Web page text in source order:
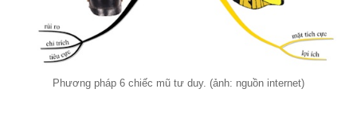
Phương pháp 6 chiếc mũ tư duy. (ảnh: nguồn internet)